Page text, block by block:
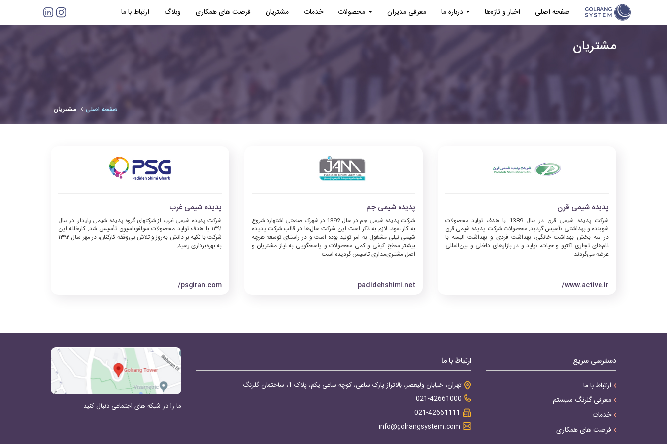
صفحه اصلی اخبار و تازه‌ها معرفی مدیران خدمات مشتریان فرصت های همکاری وبلاگ ارتباط با ما
مشتریان
صفحه اصلی مشتریان
پدیده شیمی قرن
شرکت پدیده شیمی قرن در سال 1389 با هدف تولید محصولات
شوینده و بهداشتی تأسیس گردید. محصولات شرکت پدیده شیمی قرن
در سه بخش بهداشت خانگی، بهداشت فردی و بهداشت البسه با
نام‌های تجاری اکتیو و حیات، تولید و در بازارهای داخلی و بین‌المللی
عرضه می‌گردند.
www.active.ir/
پدیده شیمی جم
شرکت پدیده شیمی جم در سال 1392 در شهرک صنعتی اشتهارد شروع
به کار نمود، لازم به ذکر است این شرکت سال‌ها در قالب شرکت پدیده
شیمی نیلی مشغول به امر تولید بوده است و در راستای توسعه هرچه
بیشتر سطح کیفی و کمی محصولات و پاسخگویی به نیاز مشتریان و
اصل مشتری‌مداری تاسیس گردیده است.
padidehshimi.net
پدیده شیمی غرب
شرکت پدیده شیمی غرب از شرکتهای گروه پدیده شیمی پایدار، در سال
۱۳۹۱ با هدف تولید محصولات سولفوناسیون تأسیس شد. کارخانه این
شرکت با تکیه‌ بر دانش به‌روز و تلاش بی‌وقفه کارکنان، در مهر سال ۱۳۹۲
به بهره‌برداری رسید.
psgiran.com/
دسترسی سریع
ارتباط با ما
معرفی گلرنگ سیستم
خدمات
فرصت های همکاری
ارتباط با ما
تهران، خیابان ولیعصر، بالاتراز پارک ساعی، کوچه ساعی یکم، پلاک 1، ساختمان گلرنگ
021-42661000
021-42661111
info@golrangsystem.com
ما را در شبکه های اجتماعی دنبال کنید